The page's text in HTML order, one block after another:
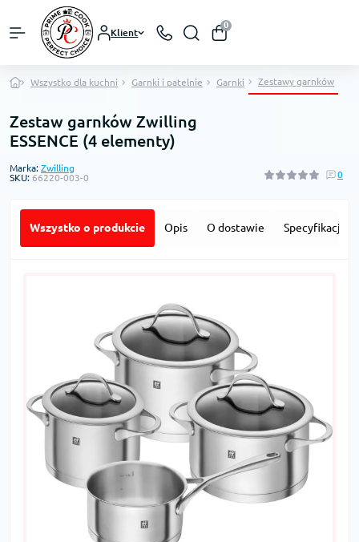
Klient
0
Wszystko dla kuchni Garnki i patelnie Garnki Zestawy garnków
Zestaw garnków Zwilling
ESSENCE (4 elementy)
Marka: Zwilling
SKU: 66220-003-0 0
Wszystko o produkcie Opis O dostawie Specyfikacja